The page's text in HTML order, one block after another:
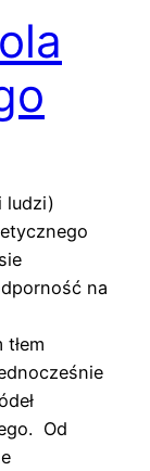
ludzi)
na
Od